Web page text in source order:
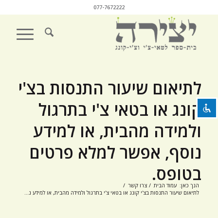
visibility_off השבת את ההבזקים
settings צבע רקע
zoom_out זום (הקטנה)
zoom_in זום (הגדלה)
remove_circle_outline הקטנת גופן
הגדלת גופן
spellcheck גופן קריא
077-7672222
לתיאום שיעור התנסות בצ'י
קונג או בטאי צ'י בתרגול
ולמידה מהבית, או למידע
נוסף, אפשר למלא פרטים
בטופס.
הנך כאן: עמוד הבית / צרו קשר /
לתיאום שיעור התנסות בצ'י קונג או בטאי צ'י בתרגול ולמידה מהבית, או למידע נ...